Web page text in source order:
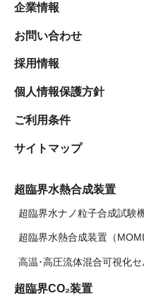
企業情報
お問い合わせ
採用情報
個人情報保護方針
ご利用条件
サイトマップ
超臨界水熱合成装置
超臨界水ナノ粒子合成試験
超臨界水熱合成装置（MOMI
高温･高圧流体混合可視化セ
超臨界CO₂装置